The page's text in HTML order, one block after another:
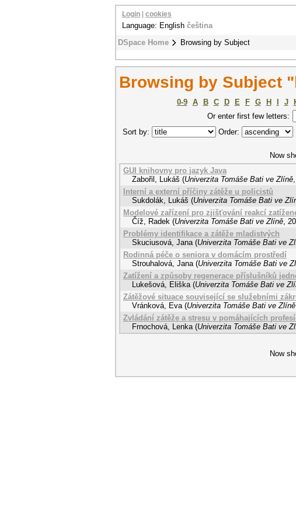
DSpace Home Browsing by Subject
Login cookies
Language: English čeština
Browsing by Subject
0-9 A B C D E F G H J
Or enter first few letters:
Sort by:
Order:
Now
GUI knihovny pro jazyk Java
Zabořil, Lukáš (Univerzita Tomáše Bati ve Zlíně,
Interní a externí příčiny zátěže u policistů
Sukdolák, Lukáš (Univerzita Tomáše Bati ve
Modelové zařízení pro zjišťování reakcí
Číž, Radek (Univerzita Tomáše Bati ve Zlíně,
Problémy identifikace a zátěže mladistvých
Skuciusová, Jana (Univerzita Tomáše Bati ve
Rodinná péče o seniora v domácím prostředí
Strouhalová, Jana (Univerzita Tomáše Bati ve
Zatížení a způsoby regenerace příslušníků
Lukešová, Eliška (Univerzita Tomáše Bati ve
Zátěžové situace související se služebními
Vránková, Eva (Univerzita Tomáše Bati ve Zlíně
Zvládání zátěže a stresu v pomáhajících
Frnochová, Lenka (Univerzita Tomáše Bati ve
Now